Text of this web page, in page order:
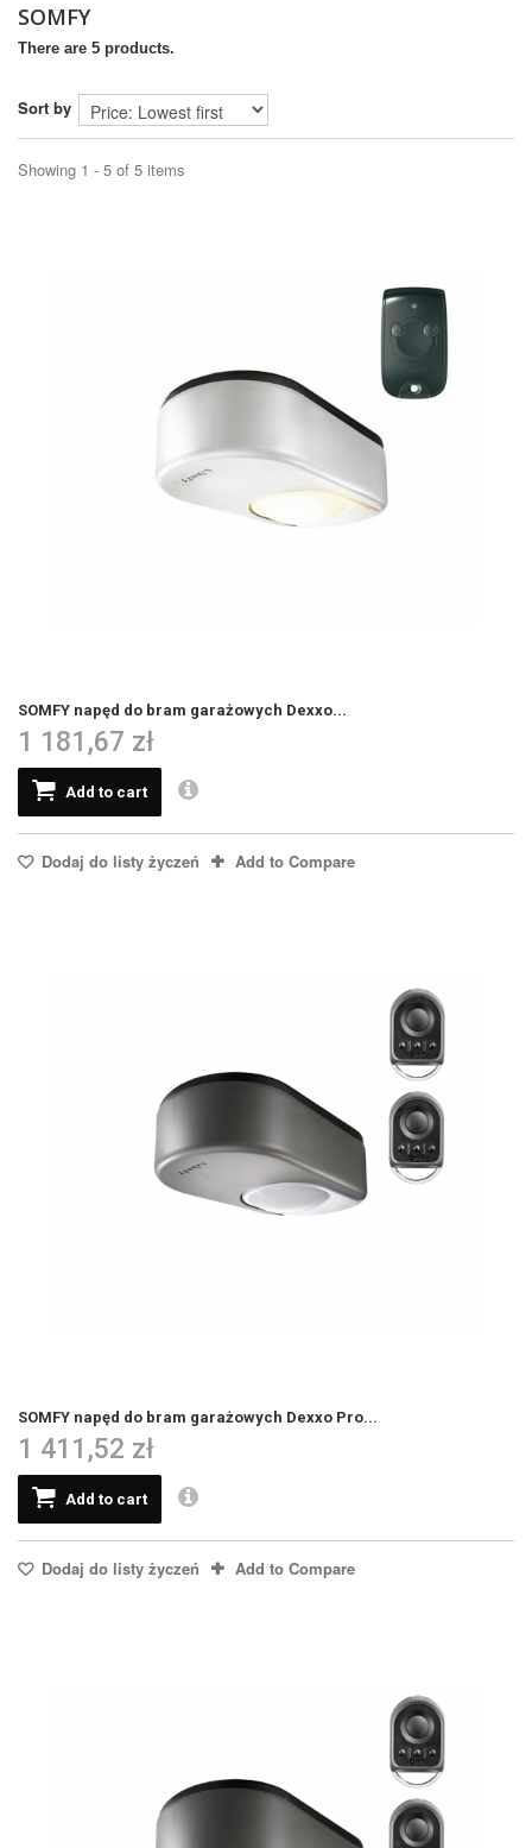
SOMFY
There are 5 products.
Sort by
Showing 1 - 5 of 5 items
SOMFY napęd do bram garażowych Dexxo...
1 181,67 zł
Add to cart
Dodaj do listy życzeń Add to Compare
SOMFY napęd do bram garażowych Dexxo Pro...
1 411,52 zł
Add to cart
Dodaj do listy życzeń Add to Compare